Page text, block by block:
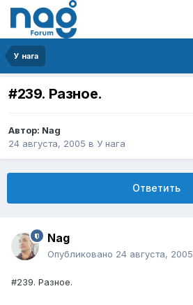
У нага
#239. Разное.
Автор: Nag
24 августа, 2005 в У нага
Ответить
Nag
Опубликовано 24 августа, 2005
#239. Разное.